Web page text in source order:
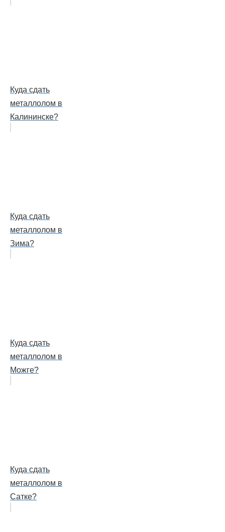
Куда сдать
металлолом в
Калининске?
Куда сдать
металлолом в
Зима?
Куда сдать
металлолом в
Можге?
Куда сдать
металлолом в
Сатке?